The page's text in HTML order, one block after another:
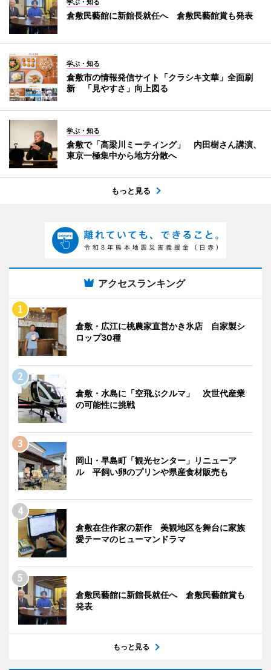
倉敷民藝館に新館長就任へ 倉敷民藝館賞も発表
学ぶ・知る
倉敷市の情報発信サイト「クラシキ文華」全面刷
新 「見やすさ」向上図る
学ぶ・知る
倉敷で「高梁川ミーティング」 内田樹さん講演、
東京一極集中から地方分散へ
もっと見る
アクセスランキング
倉敷・広江に桃農家直営かき氷店 自家製シ
ロップ30種
倉敷・水島に「空飛ぶクルマ」 次世代産業
の可能性に挑戦
岡山・早島町「観光センター」リニューア
ル 平飼い卵のプリンや県産食材販売も
倉敷在住作家の新作 美観地区を舞台に家族
愛テーマのヒューマンドラマ
倉敷民藝館に新館長就任へ 倉敷民藝館賞も
発表
もっと見る